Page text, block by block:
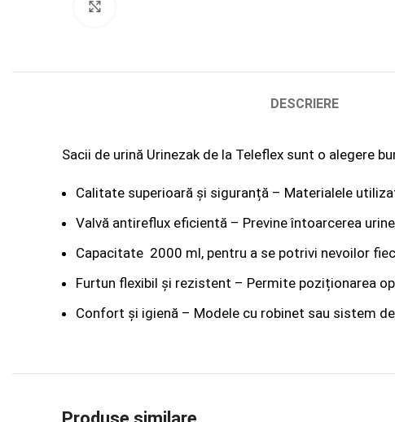
DESCRIERE
Sacii de urină Urinezak de la Teleflex sunt o alegere
Calitate superioară și siguranță – Materialele
Valvă antireflux eficientă – Previne întoarcerea
Capacitate 2000 ml, pentru a se potrivi nevoilor
Furtun flexibil și rezistent – Permite poziționarea
Confort și igienă – Modele cu robinet sau sistem